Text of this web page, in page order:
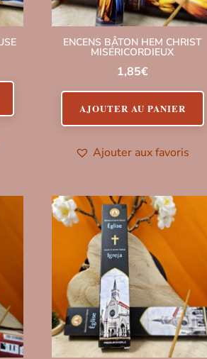
ENCENS BÂTON HEM CHRIST
MISÉRICORDIEUX
1,85€
AJOUTER AU PANIER
Ajouter aux favoris